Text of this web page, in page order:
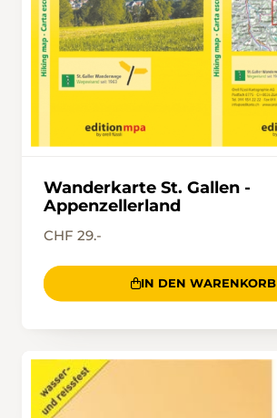
Wanderkarte St. Gallen -
Appenzellerland
CHF 29.-
IN DEN WARENKORB